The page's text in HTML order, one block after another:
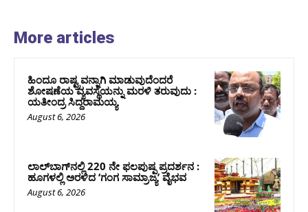
More articles
ಹಿಂದೂ ರಾಷ್ಟ್ರವನ್ನಾಗಿ ಮಾಡುವುದೆಂದರೆ
ಶೋಷಣೆಯ ವ್ಯವಸ್ಥೆಯನ್ನು ಮರಳಿ ತರುವುದು :
ಯತೀಂದ್ರ ಸಿದ್ದರಾಮಯ್ಯ
August 6, 2026
ಲಾಲ್‍ಬಾಗ್‍ನಲ್ಲಿ 220 ನೇ ಫಲಪುಷ್ಪ ಪ್ರದರ್ಶನ :
ಹೂಗಳಲ್ಲಿ ಅರಳಿದ ‘ಗಂಗ ಸಾಮ್ರಾಜ್ಯ’ ವೈಭವ
August 6, 2026